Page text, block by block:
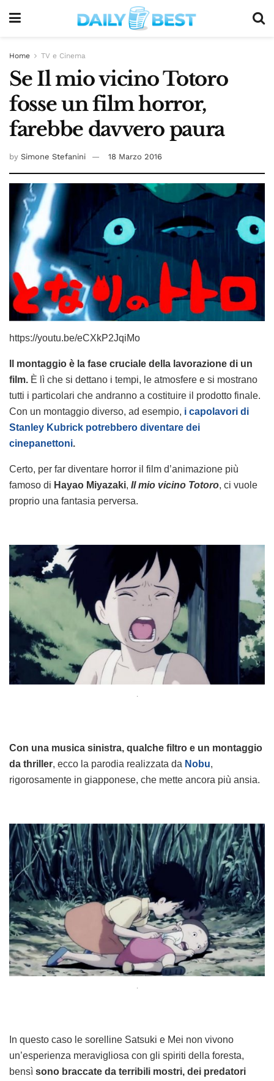
Home TV e Cinema
Se Il mio vicino Totoro
fosse un film horror,
farebbe davvero paura
by Simone Stefanini 18 Marzo 2016
https://youtu.be/eCXkP2JqiMo
Il montaggio è la fase cruciale della lavorazione di un
film. È lì che si dettano i tempi, le atmosfere e si mostrano
tutti i particolari che andranno a costituire il prodotto finale.
Con un montaggio diverso, ad esempio, i capolavori di
Stanley Kubrick potrebbero diventare dei
cinepanettoni.
Certo, per far diventare horror il film d’animazione più
famoso di Hayao Miyazaki, Il mio vicino Totoro, ci vuole
proprio una fantasia perversa.
.
Con una musica sinistra, qualche filtro e un montaggio
da thriller, ecco la parodia realizzata da Nobu,
rigorosamente in giapponese, che mette ancora più ansia.
.
In questo caso le sorelline Satsuki e Mei non vivono
un’esperienza meravigliosa con gli spiriti della foresta,
bensì sono braccate da terribili mostri, dei predatori